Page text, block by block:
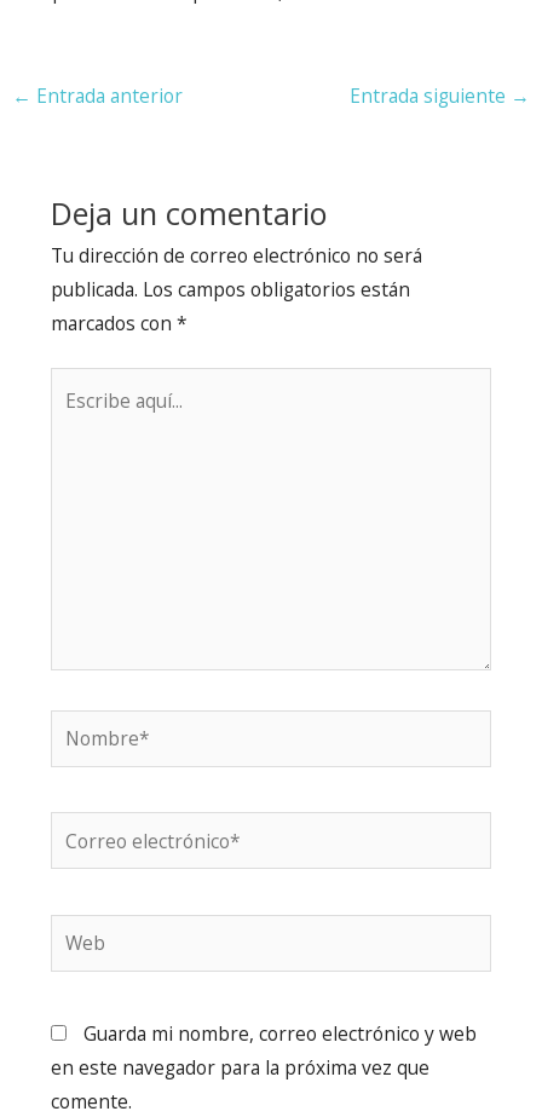
Navegación
← Entrada anterior Entrada siguiente →
Deja un comentario
Tu dirección de correo electrónico no será
publicada. Los campos obligatorios están
marcados con *
Nombre*
Correo
electrónico*
Web
Guarda mi nombre, correo electrónico y web
en este navegador para la próxima vez que
comente.